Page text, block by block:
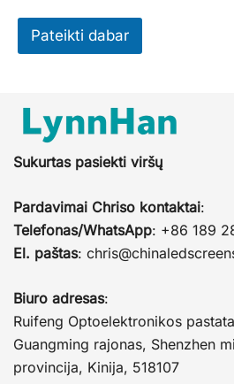
Pateikti dabar
Sukurtas pasiekti viršų
Pardavimai Chriso kontaktai:
Telefonas/WhatsApp: +86 189
El. paštas:
Biuro adresas:
Ruifeng Optoelektronikos
Guangming rajonas, Shenzhen
provincija, Kinija, 518107